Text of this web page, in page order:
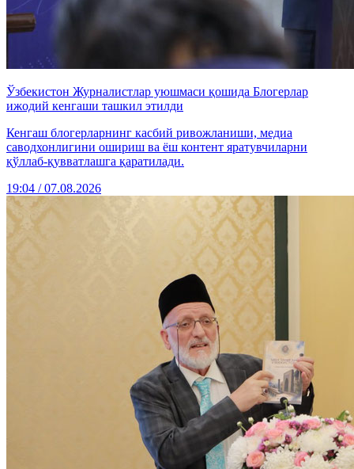
Ўзбекистон Журналистлар уюшмаси қошида Блогерлар
ижодий кенгаши ташкил этилди
Кенгаш блогерларнинг касбий ривожланиши, медиа
саводхонлигини ошириш ва ёш контент яратувчиларни
қўллаб-қувватлашга қаратилади.
19:04 / 07.08.2026